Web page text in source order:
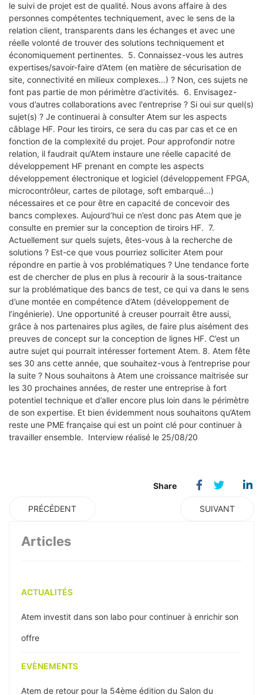
le suivi de projet est de qualité. Nous avons affaire à des
personnes compétentes techniquement, avec le sens de la
relation client, transparents dans les échanges et avec une
réelle volonté de trouver des solutions techniquement et
économiquement pertinentes. 5. Connaissez-vous les autres
expertises/savoir-faire d’Atem (en matière de sécurisation de
site, connectivité en milieux complexes...) ? Non, ces sujets ne
font pas partie de mon périmètre d’activités. 6. Envisagez-
vous d’autres collaborations avec l'entreprise ? Si oui sur quel(s)
sujet(s) ? Je continuerai à consulter Atem sur les aspects
câblage HF. Pour les tiroirs, ce sera du cas par cas et ce en
fonction de la complexité du projet. Pour approfondir notre
relation, il faudrait qu’Atem instaure une réelle capacité de
développement HF prenant en compte les aspects
développement électronique et logiciel (développement FPGA,
microcontrôleur, cartes de pilotage, soft embarqué…)
nécessaires et ce pour être en capacité de concevoir des
bancs complexes. Aujourd’hui ce n’est donc pas Atem que je
consulte en premier sur la conception de tiroirs HF. 7.
Actuellement sur quels sujets, êtes-vous à la recherche de
solutions ? Est-ce que vous pourriez solliciter Atem pour
répondre en partie à vos problématiques ? Une tendance forte
est de chercher de plus en plus à recourir à la sous-traitance
sur la problématique des bancs de test, ce qui va dans le sens
d’une montée en compétence d’Atem (développement de
l’ingénierie). Une opportunité à creuser pourrait être aussi,
grâce à nos partenaires plus agiles, de faire plus aisément des
preuves de concept sur la conception de lignes HF. C’est un
autre sujet qui pourrait intéresser fortement Atem. 8. Atem fête
ses 30 ans cette année, que souhaitez-vous à l’entreprise pour
la suite ? Nous souhaitons à Atem une croissance maitrisée sur
les 30 prochaines années, de rester une entreprise à fort
potentiel technique et d’aller encore plus loin dans le périmètre
de son expertise. Et bien évidemment nous souhaitons qu’Atem
reste une PME française qui est un point clé pour continuer à
travailler ensemble. Interview réalisé le 25/08/20
PRÉCÉDENT SUIVANT
Articles
ACTUALITÉS
Atem investit dans son labo pour continuer à enrichir son
offre
EVÈNEMENTS
Atem de retour pour la 54ème édition du Salon du